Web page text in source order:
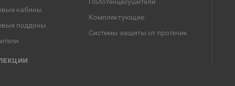
кабины
поддоны
Комплектующие
Системы защиты от протечек